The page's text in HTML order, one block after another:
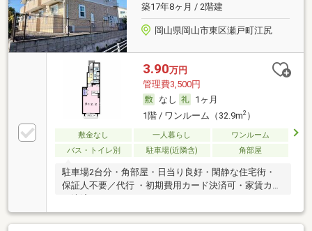
築17年8ヶ月 / 2階建
岡山県岡山市東区瀬戸町江尻
3.90万円
管理費3,500円
なし
1ヶ月
1階 / ワンルーム（32.9m2）
敷金なし 一人暮らし
ワンルーム
バス・トイレ別
駐車場(近隣含) 角部屋
駐車場2台分・角部屋・日当り良好・閑静な住宅街・
保証人不要／代行 ・初期費用カード決済可・家賃カー